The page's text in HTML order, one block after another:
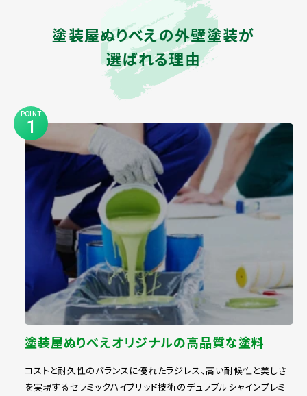
塗装屋ぬりべえの外壁塗装が
選ばれる理由
POINT
1
塗装屋ぬりべえオリジナルの高品質な塗料
コストと耐久性のバランスに優れたラジレス、高い耐候性と美しさ
を実現するセラミックハイブリッド技術のデュラブルシャインプレミ